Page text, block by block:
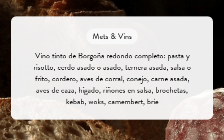
Mets & Vins
Vino tinto de Borgoña redondo completo: pasta y
risotto, cerdo asado o asado, ternera asada, salsa o
frito, cordero, aves de corral, conejo, carne asada,
aves de caza, hígado, riñones en salsa, brochetas,
kebab, woks, camembert, brie